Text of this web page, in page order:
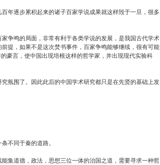
年逐步累积起来的诸子百家学说成果就这样毁于一旦，很多
争鸣的局面，非常有利于各类学说的发展，是我国古代学术
提，如果不是这次焚书事件，百家争鸣能够继续，很有可能
豪言，使中国出现培根这样的哲学家，并出现现代实验科
氛围了。因此此后的中国学术研究都只是在先贤的基础上发
不同于秦的道路。
集道德，政法，思想三位一体的治国之道，需要寻求一种哲